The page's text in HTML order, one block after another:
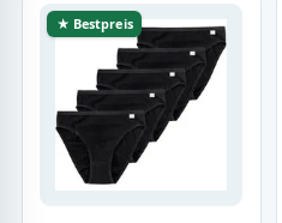
★ Bestpreis